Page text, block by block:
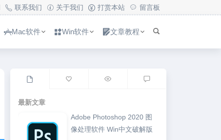
联系我们 关于我们 打赏本站 留言板
Mac软件 Win软件 文章教程
最新文章
Adobe Photoshop 2020 图
像处理软件 Win中文破解版